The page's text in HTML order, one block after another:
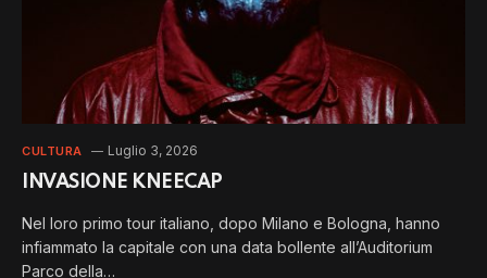
CULTURA Luglio 3, 2026
INVASIONE KNEECAP
Nel loro primo tour italiano, dopo Milano e Bologna, hanno
infiammato la capitale con una data bollente all’Auditorium
Parco della…